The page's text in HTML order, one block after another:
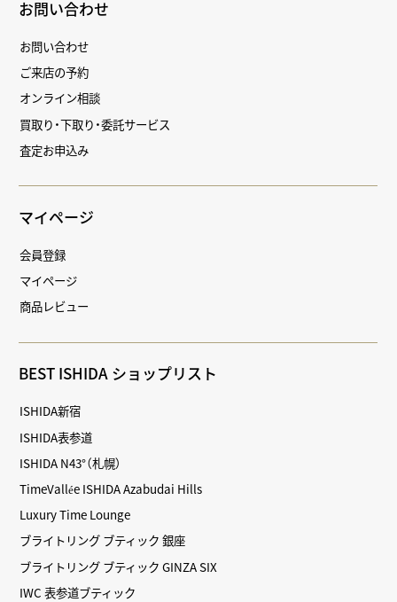
お問い合わせ
お問い合わせ
ご来店の予約
オンライン相談
買取り・下取り・委託サービス
査定お申込み
マイページ
会員登録
マイページ
商品レビュー
BEST ISHIDA ショップリスト
ISHIDA新宿
ISHIDA表参道
ISHIDA N43°（札幌）
TimeVallée ISHIDA Azabudai Hills
Luxury Time Lounge
ブライトリング ブティック 銀座
ブライトリング ブティック GINZA SIX
IWC 表参道ブティック